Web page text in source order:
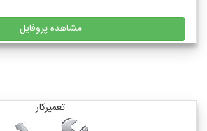
مشاهده پروفایل
تعمیرکار